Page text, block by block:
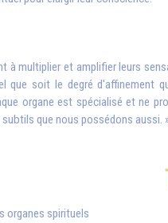
à multiplier et amplifier leurs
que soit le degré
organe est spécialisé et ne
que nous possédons aussi.
organes spirituels